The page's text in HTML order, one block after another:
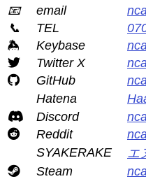
📧
email
📞
TEL
Keybase
Twitter X
GitHub
Hatena
Discord
Reddit
SYAKERAKE
エ
Steam